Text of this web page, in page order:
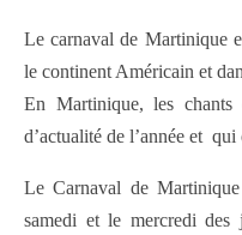
Le carnaval de Martinique
le continent Américain et
En Martinique, les
d’actualité de l’année et
Le Carnaval de
samedi et le mercredi des